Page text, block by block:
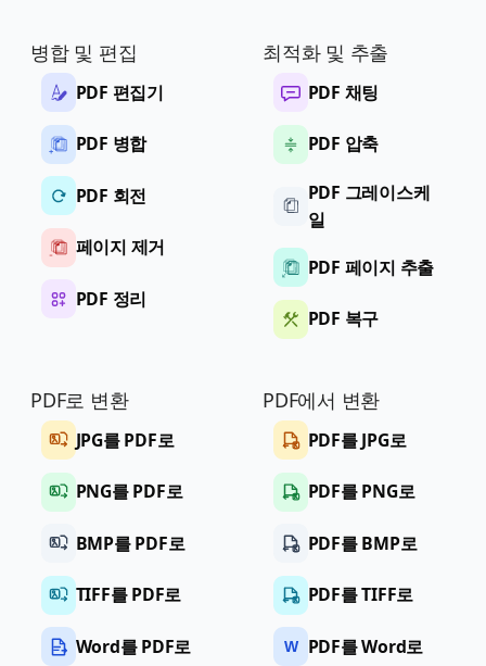
병합 및 편집
PDF 편집기
PDF 병합
PDF 회전
페이지 제거
PDF 정리
최적화 및 추출
PDF 채팅
PDF 압축
PDF 그레이스케
일
PDF 페이지 추출
PDF 복구
PDF로 변환
JPG를 PDF로
PNG를 PDF로
BMP를 PDF로
TIFF를 PDF로
Word를 PDF로
PDF에서 변환
PDF를 JPG로
PDF를 PNG로
PDF를 BMP로
PDF를 TIFF로
W PDF를 Word로